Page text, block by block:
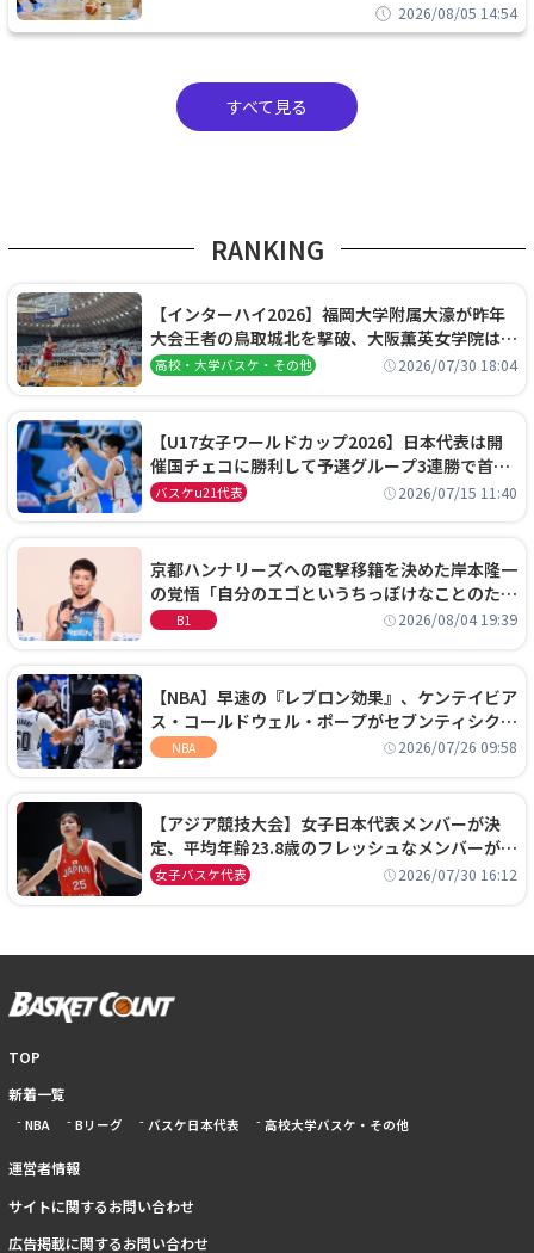
2026/08/05 14:54
すべて見る
RANKING
【インターハイ2026】福岡大学附属大濠が昨年
大会王者の鳥取城北を撃破、大阪薫英女学院は岐
阜女子に完勝、大会3日目試合結果
高校・大学バスケ・その他 2026/07/30 18:04
【U17女子ワールドカップ2026】日本代表は開
催国チェコに勝利して予選グループ3連勝で首位
通過！準々決勝の相手はエジプトに決定
バスケu21代表 2026/07/15 11:40
京都ハンナリーズへの電撃移籍を決めた岸本隆一
の覚悟「自分のエゴというちっぽけなことのため
に、京都に来たわけではない」
B1 2026/08/04 19:39
【NBA】早速の『レブロン効果』、ケンテイビア
ス・コールドウェル・ポープがセブンティシクサ
ーズに1年契約で加入
NBA 2026/07/26 09:58
【アジア競技大会】女子日本代表メンバーが決
定、平均年齢23.8歳のフレッシュなメンバーが日
本開催の大舞台で頂点を狙う
女子バスケ代表 2026/07/30 16:12
TOP
新着一覧
NBA Bリーグ バスケ日本代表 高校大学バスケ・その他
運営者情報
サイトに関するお問い合わせ
広告掲載に関するお問い合わせ